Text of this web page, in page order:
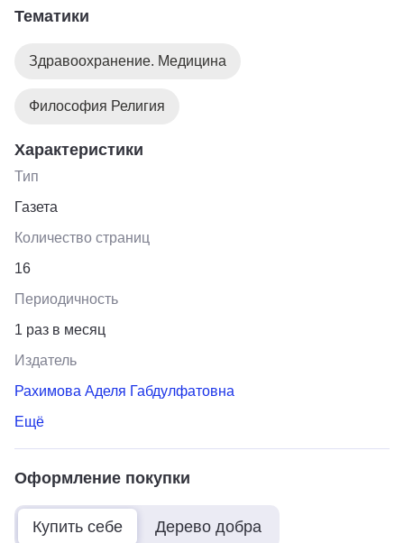
Тематики
Здравоохранение. Медицина
Философия Религия
Характеристики
Тип
Газета
Количество страниц
16
Периодичность
1 раз в месяц
Издатель
Рахимова Аделя Габдулфатовна
Ещё
Оформление покупки
Купить себе Дерево добра